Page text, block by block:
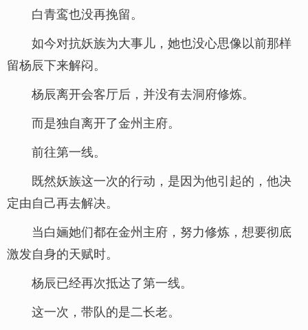
白青鸾也没再挽留。
如今对抗妖族为大事儿，她也没心思像以前那样
留杨辰下来解闷。
杨辰离开会客厅后，并没有去洞府修炼。
而是独自离开了金州主府。
前往第一线。
既然妖族这一次的行动，是因为他引起的，他决
定由自己再去解决。
当白婳她们都在金州主府，努力修炼，想要彻底
激发自身的天赋时。
杨辰已经再次抵达了第一线。
这一次，带队的是二长老。